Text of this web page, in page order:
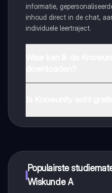
informatie,
inhoud direct in de chat,
individuele leertraject.
Populairste
Wiskunde A